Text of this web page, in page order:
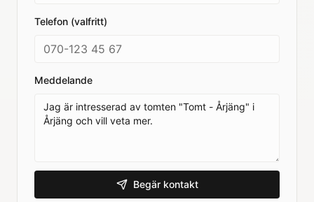
Telefon (valfritt)
Meddelande
Begär kontakt